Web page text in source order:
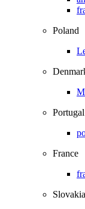
Poland
Portugal
France
Slovakia